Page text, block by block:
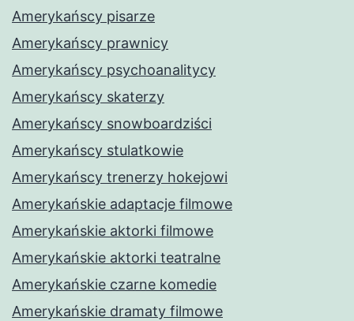
Amerykańscy pisarze
Amerykańscy prawnicy
Amerykańscy psychoanalitycy
Amerykańscy skaterzy
Amerykańscy snowboardziści
Amerykańscy stulatkowie
Amerykańscy trenerzy hokejowi
Amerykańskie adaptacje filmowe
Amerykańskie aktorki filmowe
Amerykańskie aktorki teatralne
Amerykańskie czarne komedie
Amerykańskie dramaty filmowe